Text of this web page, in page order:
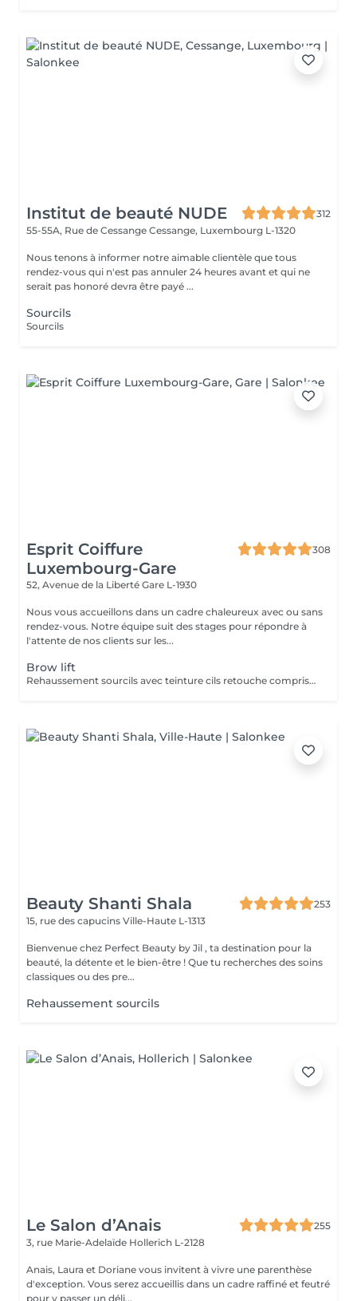
Institut de beauté NUDE
312
55-55A, Rue de Cessange Cessange, Luxembourg L-1320
Nous tenons à informer notre aimable clientèle que tous
rendez-vous qui n'est pas annuler 24 heures avant et qui ne
serait pas honoré devra être payé ...
Sourcils
Sourcils
Esprit Coiffure
Luxembourg-Gare
308
52, Avenue de la Liberté Gare L-1930
Nous vous accueillons dans un cadre chaleureux avec ou sans
rendez-vous. Notre équipe suit des stages pour répondre à
l'attente de nos clients sur les...
Brow lift
Rehaussement sourcils avec teinture cils retouche comprise dans le prix
Beauty Shanti Shala
253
15, rue des capucins Ville-Haute L-1313
Bienvenue chez Perfect Beauty by Jil , ta destination pour la
beauté, la détente et le bien-être ! Que tu recherches des soins
classiques ou des pre...
Rehaussement sourcils
Le Salon d’Anais
255
3, rue Marie-Adelaïde Hollerich L-2128
Anais, Laura et Doriane vous invitent à vivre une parenthèse
d'exception. Vous serez accueillis dans un cadre raffiné et feutré
pour y passer un déli...